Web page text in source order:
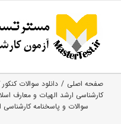
content
صفحه اصلی
دانلود سوالات
کارشناسی ارشد الهیات و معارف
سوالات و پاسخنامه